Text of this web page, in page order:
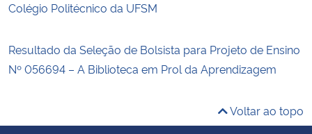
Colégio Politécnico da UFSM
Resultado da Seleção de Bolsista para Projeto de Ensino
Nº 056694 – A Biblioteca em Prol da Aprendizagem
Voltar ao topo